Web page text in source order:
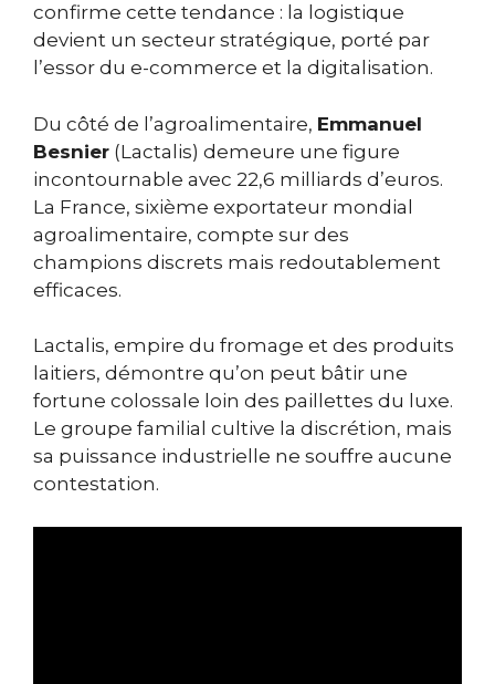
confirme cette tendance : la logistique
devient un secteur stratégique, porté par
l’essor du e-commerce et la digitalisation.
Du côté de l’agroalimentaire, Emmanuel
Besnier (Lactalis) demeure une figure
incontournable avec 22,6 milliards d’euros.
La France, sixième exportateur mondial
agroalimentaire, compte sur des
champions discrets mais redoutablement
efficaces.
Lactalis, empire du fromage et des produits
laitiers, démontre qu’on peut bâtir une
fortune colossale loin des paillettes du luxe.
Le groupe familial cultive la discrétion, mais
sa puissance industrielle ne souffre aucune
contestation.